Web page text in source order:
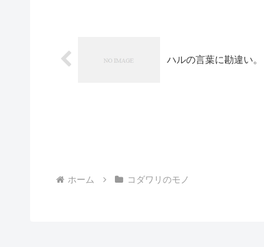
ハルの言葉に勘違い。
ホーム コダワリのモノ